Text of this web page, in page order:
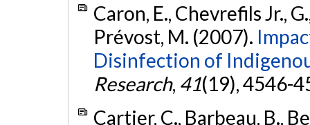
Caron, E., Chevrefils Jr.,
Prévost, M. (2007).
Disinfection of
Research, 41(19), 4546-
Cartier, C., Barbeau, B.,